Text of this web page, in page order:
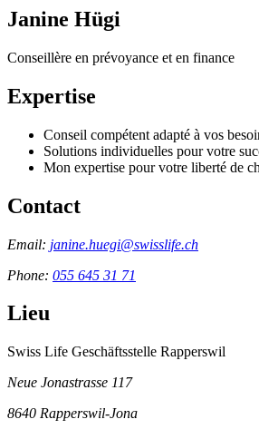
Janine Hügi
Conseillère en prévoyance et en finance
Expertise
Conseil compétent adapté à vos
Solutions individuelles pour votre
Mon expertise pour votre liberté de
Contact
Email: janine.huegi@swisslife.ch
Phone: 055 645 31 71
Lieu
Swiss Life Geschäftsstelle Rapperswil
Neue Jonastrasse 117
8640 Rapperswil-Jona